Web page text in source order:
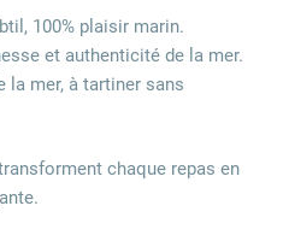
100% plaisir marin.
et authenticité de la mer.
la mer, à tartiner sans
chaque repas en